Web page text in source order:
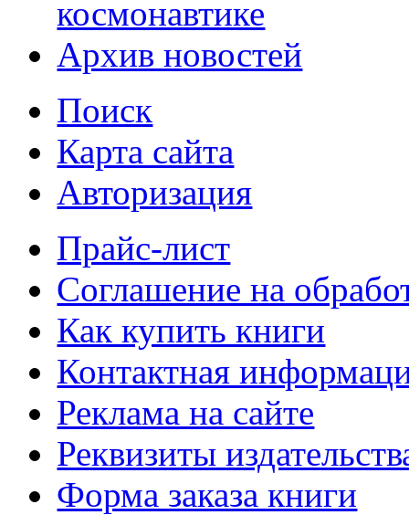
космонавтике
Архив новостей
Поиск
Карта сайта
Авторизация
Прайс-лист
Соглашение на
Как купить книги
Контактная
Реклама на сайте
Реквизиты
Форма заказа книги